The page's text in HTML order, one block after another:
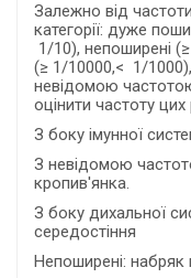
Залежно від частоти
категорії: дуже
1/10), непоширені
(≥ 1/10000,< 1/
невідомою
оцінити частоту цих
З боку імунної
З невідомою
кропив'янка.
З боку дихальної
середостіння
Непоширені: набряк